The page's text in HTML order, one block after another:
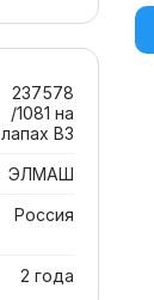
237578
/1081 на
лапах В3
ЭЛМАШ
Россия
2 года